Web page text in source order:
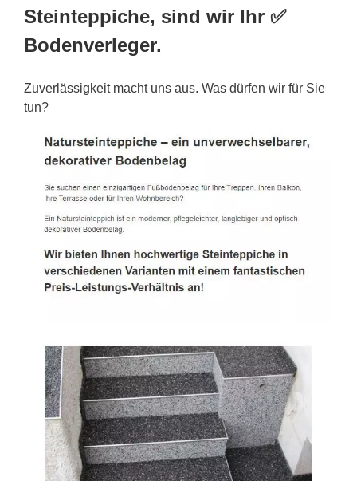
Steinteppiche, sind wir Ihr ✅
Bodenverleger.
Zuverlässigkeit macht uns aus. Was dürfen wir für Sie
tun?